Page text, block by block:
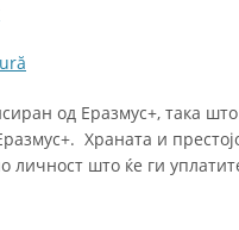
од Еразмус+, така
Храната и
личност што ќе ги